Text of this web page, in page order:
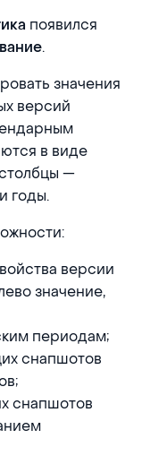
появился
.
значения
версий
в виде
—
годы.
версии
значение,
периодам;
снапшотов
снапшотов